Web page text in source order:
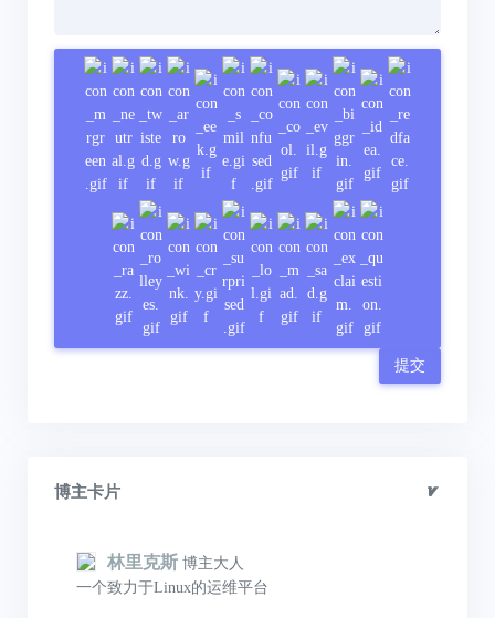
提交
博主卡片
林里克斯 博主大人
一个致力于Linux的运维平台